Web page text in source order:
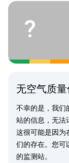
?
无空气质
不幸的是，我们
站的信息，无法
这很可能是因为
们的存在。您可
的监测站。